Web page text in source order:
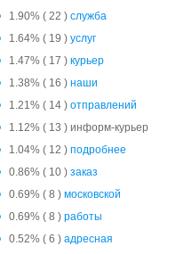
1.90% ( 22 ) служба
1.64% ( 19 ) услуг
1.47% ( 17 ) курьер
1.38% ( 16 ) наши
1.21% ( 14 ) отправлений
1.12% ( 13 ) информ-курьер
1.04% ( 12 ) подробнее
0.86% ( 10 ) заказ
0.69% ( 8 ) московской
0.69% ( 8 ) работы
0.52% ( 6 ) адресная